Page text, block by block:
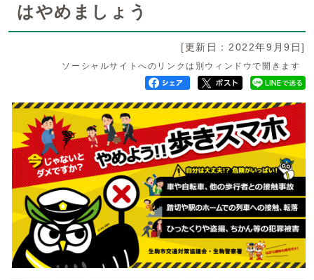
はやめましょう
[更新日：2022年9月9日]
ソーシャルサイトへのリンクは別ウィンドウで開きます